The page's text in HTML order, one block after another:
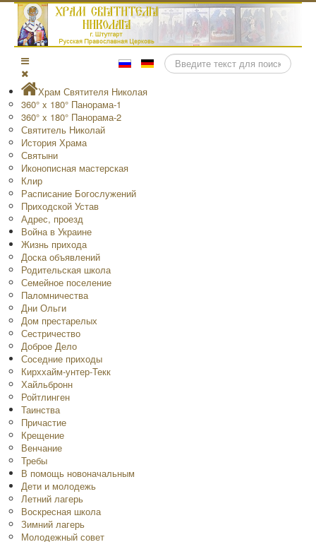
Поиск
Храм Святителя Николая
360° x 180° Панорама-1
360° x 180° Панорама-2
Святитель Николай
История Храма
Святыни
Иконописная мастерская
Клир
Расписание Богослужений
Приходской Устав
Адрес, проезд
Война в Украине
Жизнь прихода
Доска объявлений
Родительская школа
Семейное поселение
Паломничества
Дни Ольги
Дом престарелых
Сестричество
Доброе Дело
Соседние приходы
Кирххайм-унтер-Текк
Хайльбронн
Ройтлинген
Таинства
Причастие
Крещение
Венчание
Требы
В помощь новоначальным
Дети и молодежь
Летний лагерь
Воскресная школа
Зимний лагерь
Молодежный совет